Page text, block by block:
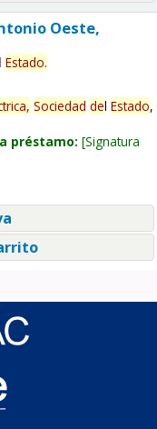
Oeste,
l Estado.
Sociedad del Estado,
préstamo: Signatura